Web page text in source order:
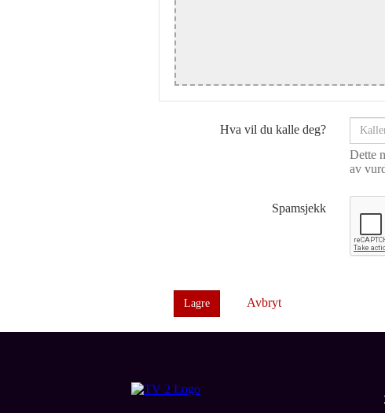
Hva vil du kalle deg?
Dette
av
Spamsjekk
Lagre Avbryt